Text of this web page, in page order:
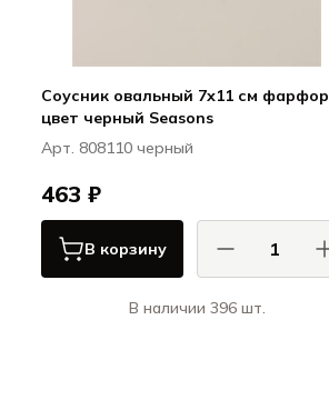
Соусник овальный 7х11 см фарфор
цвет черный Seasons
Арт. 808110 черный
463 ₽
В корзину
В наличии 396 шт.